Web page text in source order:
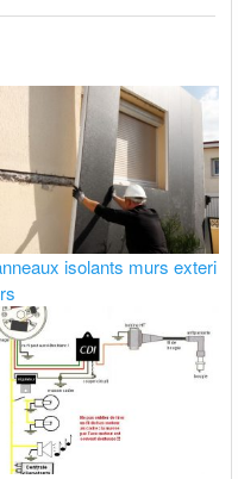
isolants murs exteri